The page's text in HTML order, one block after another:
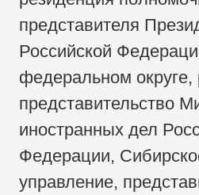
представителя
Российской
федеральном
представительство
иностранных дел
Федерации,
управление,